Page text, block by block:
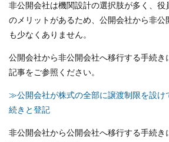
非公開会社は機関設計の選択肢が多く、役
のメリットがあるため、公開会社から非公
も少なくありません。
公開会社から非公開会社へ移行する手続き
記事をご参照ください。
≫公開会社が株式の全部に譲渡制限を設け
続きと登記
非公開会社から公開会社へ移行する手続き